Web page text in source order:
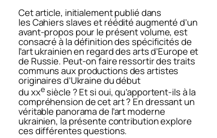
Cet article, initialement publié dans
lesCahiers slaveset réédité augmenté d’un
avant-propos pour le présent volume, est
consacré à la définition des spécificités de
l’art ukrainien en regard des arts d’Europe et
de Russie. Peut-on faire ressortir des traits
communs aux productions des artistes
originaires d’Ukraine du début
du xxesiècle ? Et si oui, qu’apportent-ils à la
compréhension de cet art ? En dressant un
véritable panorama de l’art moderne
ukrainien, la présente contribution explore
ces différentes questions.